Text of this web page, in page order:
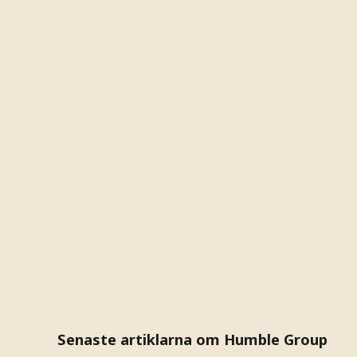
Senaste artiklarna om Humble Group